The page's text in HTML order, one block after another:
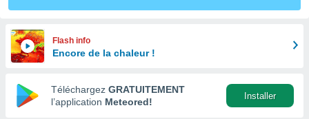
en
Flash info
Encore de la chaleur !
Téléchargez GRATUITEMENT
l’application Meteored!
Installer